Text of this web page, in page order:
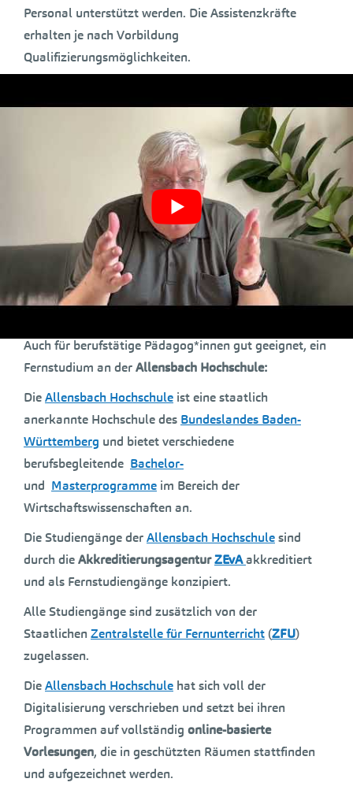
Personal unterstützt werden. Die Assistenzkräfte
erhalten je nach Vorbildung
Qualifizierungsmöglichkeiten.
möchten wir vor allem an den Schulen einsetzen, die
vor besonderen Herausforderungen stehen und auch
einen besonderen Bedarf haben“, sagte
Kultusministerin Theresa Schopper. Die Kosten für die
Verdopplung der pädagogischen Assistenz belaufen
sich auf 14,9 Millionen Euro für das Jahr 2023 und auf
16,2 Millionen Euro für das Jahr 2024. Die
Finanzierung erfolgt über Mittel aus demProgramm
„Lernen mit Rückenwind“.
Auch für berufstätige Pädagog*innen gut geeignet, ein
Fernstudium an derAllensbach Hochschule:
DieAllensbach Hochschule ist eine staatlich
anerkannte Hochschule des Bundeslandes Baden-
Württemberg und bietet verschiedene
berufsbegleitende Bachelor-
und Masterprogramme im Bereich der
Wirtschaftswissenschaften an.
Die Studiengänge derAllensbach Hochschulesind
durch dieAkkreditierungsagenturZEvAakkreditiert
und als Fernstudiengänge konzipiert.
Alle Studiengänge sind zusätzlich von der
Staatlichen Zentralstelle für Fernunterricht (ZFU)
zugelassen.
DieAllensbach Hochschule hat sich voll der
Digitalisierung verschrieben und setzt bei ihren
Programmen auf vollständig online-basierte
Vorlesungen, die in geschützten Räumen stattfinden
und aufgezeichnet werden.